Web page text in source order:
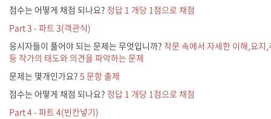
점수는 어떻게 채점 되나요? 정답 1 개당 1점으로 채점
Part 3 - 파트 3(객관식)
응시자들이 풀어야 되는 문제는 무엇입니까? 작문 속에서 자세한 이해,요지,
등 작가의 태도와 의견을 파악하는 문제
문제는 몇개인가요? 5 문항 출제
점수는 어떻게 채점 되나요? 정답 1 개당 1점으로 채점
Part 4 - 파트 4(빈칸넣기)